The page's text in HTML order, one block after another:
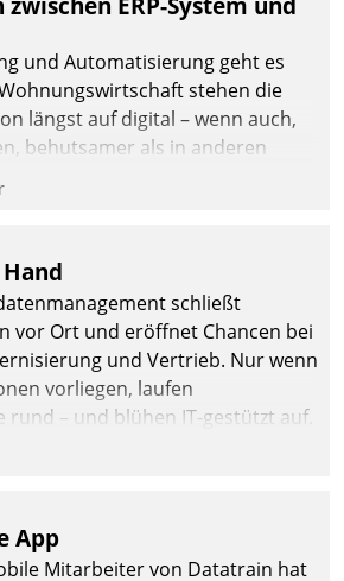
und Automatisierung geht es
stehen die
längst auf digital – wenn auch,
behutsamer als in anderen
schließt
vor Ort und eröffnet Chancen bei
und Vertrieb. Nur wenn
vorliegen, laufen
rund – und blühen IT-gestützt auf.
App
Mitarbeiter von Datatrain hat